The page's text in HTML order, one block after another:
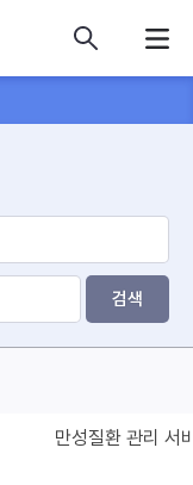
검색
만성질환 관리 서